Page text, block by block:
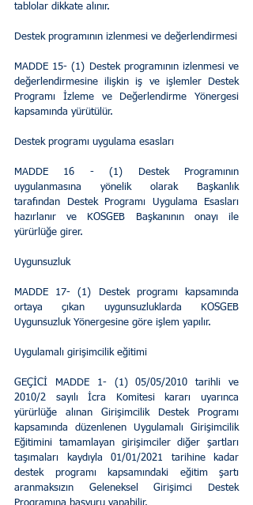
tablolar dikkate alınır.
MADDE 15- (1) Destek programının izlenmesi ve
değerlendirmesine ilişkin iş ve işlemler Destek
Programı İzleme ve Değerlendirme Yönergesi
kapsamında yürütülür.
Destek programı uygulama esasları
MADDE 16 - (1) Destek Programının
uygulanmasına yönelik olarak Başkanlık
tarafından Destek Programı Uygulama Esasları
hazırlanır ve KOSGEB Başkanının onayı ile
yürürlüğe girer.
Uygunsuzluk
MADDE 17- (1) Destek programı kapsamında
ortaya çıkan uygunsuzluklarda KOSGEB
Uygunsuzluk Yönergesine göre işlem yapılır.
Uygulamalı girişimcilik eğitimi
GEÇİCİ MADDE 1- (1) 05/05/2010 tarihli ve
2010/2 sayılı İcra Komitesi kararı uyarınca
yürürlüğe alınan Girişimcilik Destek Programı
kapsamında düzenlenen Uygulamalı Girişimcilik
Eğitimini tamamlayan girişimciler diğer şartları
taşımaları kaydıyla 01/01/2021 tarihine kadar
destek programı kapsamındaki eğitim şartı
aranmaksızın Geleneksel Girişimci Destek
Programına başvuru yapabilir.